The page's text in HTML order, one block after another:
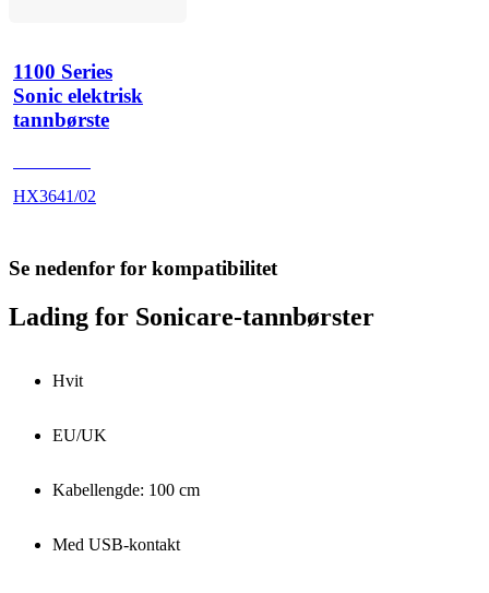
1100 Series
Sonic elektrisk
tannbørste
HX3641/02
Se nedenfor for kompatibilitet
Lading for Sonicare-tannbørster
Hvit
EU/UK
Kabellengde: 100 cm
Med USB-kontakt